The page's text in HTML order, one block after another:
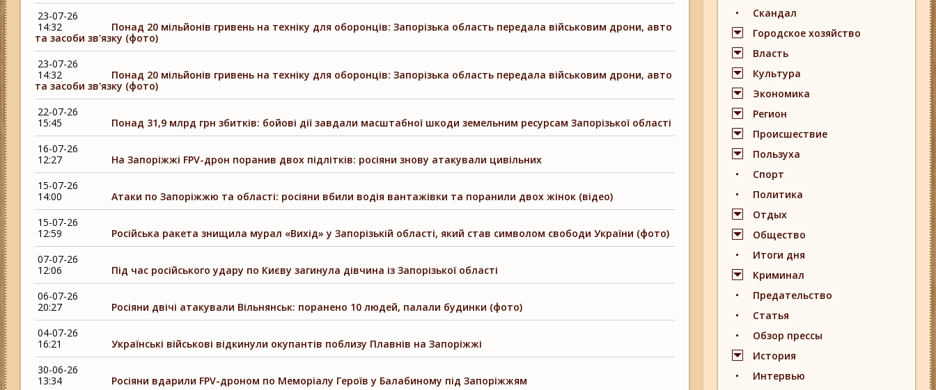
23-07-26
14:32
Понад 20 мільйонів гривень на техніку для оборонців: Запорізька область передала військовим дрони, авто
та засоби зв'язку (фото)
23-07-26
14:32
Понад 20 мільйонів гривень на техніку для оборонців: Запорізька область передала військовим дрони, авто
та засоби зв'язку (фото)
22-07-26
15:45
Понад 31,9 млрд грн збитків: бойові дії завдали масштабної шкоди земельним ресурсам Запорізької області
16-07-26
12:27
На Запоріжжі FPV-дрон поранив двох підлітків: росіяни знову атакували цивільних
15-07-26
14:00
Атаки по Запоріжжю та області: росіяни вбили водія вантажівки та поранили двох жінок (відео)
15-07-26
12:59
Російська ракета знищила мурал «Вихід» у Запорізькій області, який став символом свободи України (фото)
07-07-26
12:06
Під час російського удару по Києву загинула дівчина із Запорізької області
06-07-26
20:27
Росіяни двічі атакували Вільнянськ: поранено 10 людей, палали будинки (фото)
04-07-26
16:21
Українські військові відкинули окупантів поблизу Плавнів на Запоріжжі
30-06-26
13:34
Росіяни вдарили FPV-дроном по Меморіалу Героїв у Балабиному під Запоріжжям
Скандал
Городское хозяйство
Власть
Культура
Экономика
Регион
Происшествие
Пользуха
Спорт
Политика
Отдых
Общество
Итоги дня
Криминал
Предательство
Статья
Обзор прессы
История
Интервью